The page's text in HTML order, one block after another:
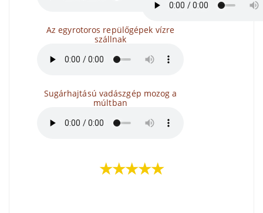
Az egyrotoros repülőgépek vízre
szállnak
Sugárhajtású vadászgép mozog a
múltban
★★★★★